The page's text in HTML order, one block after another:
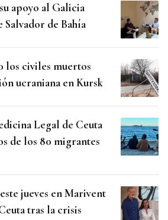
apoyo al Galicia
de Bahía
los civiles muertos
ucraniana en Kursk
Legal de Ceuta
de los 80 migrantes
jueves en Marivent
tras la crisis